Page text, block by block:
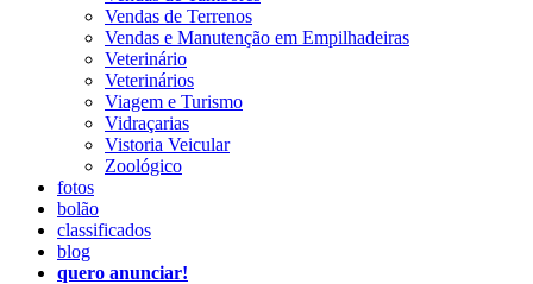
Vendas de Terrenos
Vendas e Manutenção em Empilhadeiras
Veterinário
Veterinários
Viagem e Turismo
Vidraçarias
Vistoria Veicular
Zoológico
fotos
bolão
classificados
blog
quero anunciar!